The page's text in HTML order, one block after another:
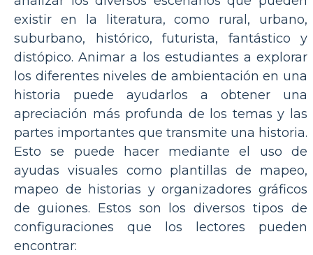
existir en la literatura, como rural, urbano,
suburbano, histórico, futurista, fantástico y
distópico. Animar a los estudiantes a explorar
los diferentes niveles de ambientación en una
historia puede ayudarlos a obtener una
apreciación más profunda de los temas y las
partes importantes que transmite una historia.
Esto se puede hacer mediante el uso de
ayudas visuales como plantillas de mapeo,
mapeo de historias y organizadores gráficos
de guiones. Estos son los diversos tipos de
configuraciones que los lectores pueden
encontrar: